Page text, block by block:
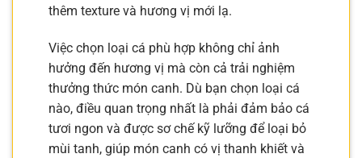
thêm texture và hương vị mới lạ.
Việc chọn loại cá phù hợp không chỉ ảnh
hưởng đến hương vị mà còn cả trải nghiệm
thưởng thức món canh. Dù bạn chọn loại cá
nào, điều quan trọng nhất là phải đảm bảo cá
tươi ngon và được sơ chế kỹ lưỡng để loại bỏ
mùi tanh, giúp món canh có vị thanh khiết và